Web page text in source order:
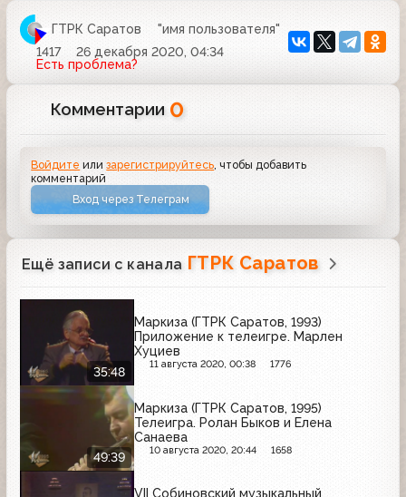
ГТРК Саратов
"имя пользователя"
1417
26 декабря 2020, 04:34
Есть проблема?
Комментарии 0
Войдите илизарегистрируйтесь , чтобы добавить
комментарий
Вход через Телеграм
Ещё записи с канала ГТРК Саратов
35:48
Маркиза (ГТРК Саратов, 1993)
Приложение к телеигре. Марлен
Хуциев
11 августа 2020, 00:38 1776
49:39
Маркиза (ГТРК Саратов, 1995)
Телеигра. Ролан Быков и Елена
Санаева
10 августа 2020, 20:44 1658
VII Собиновский музыкальный